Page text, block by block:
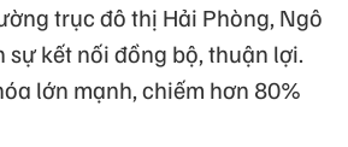
trục đô thị Hải Phòng, Ngô
kết nối đồng bộ, thuận lợi.
lớn mạnh, chiếm hơn 80%